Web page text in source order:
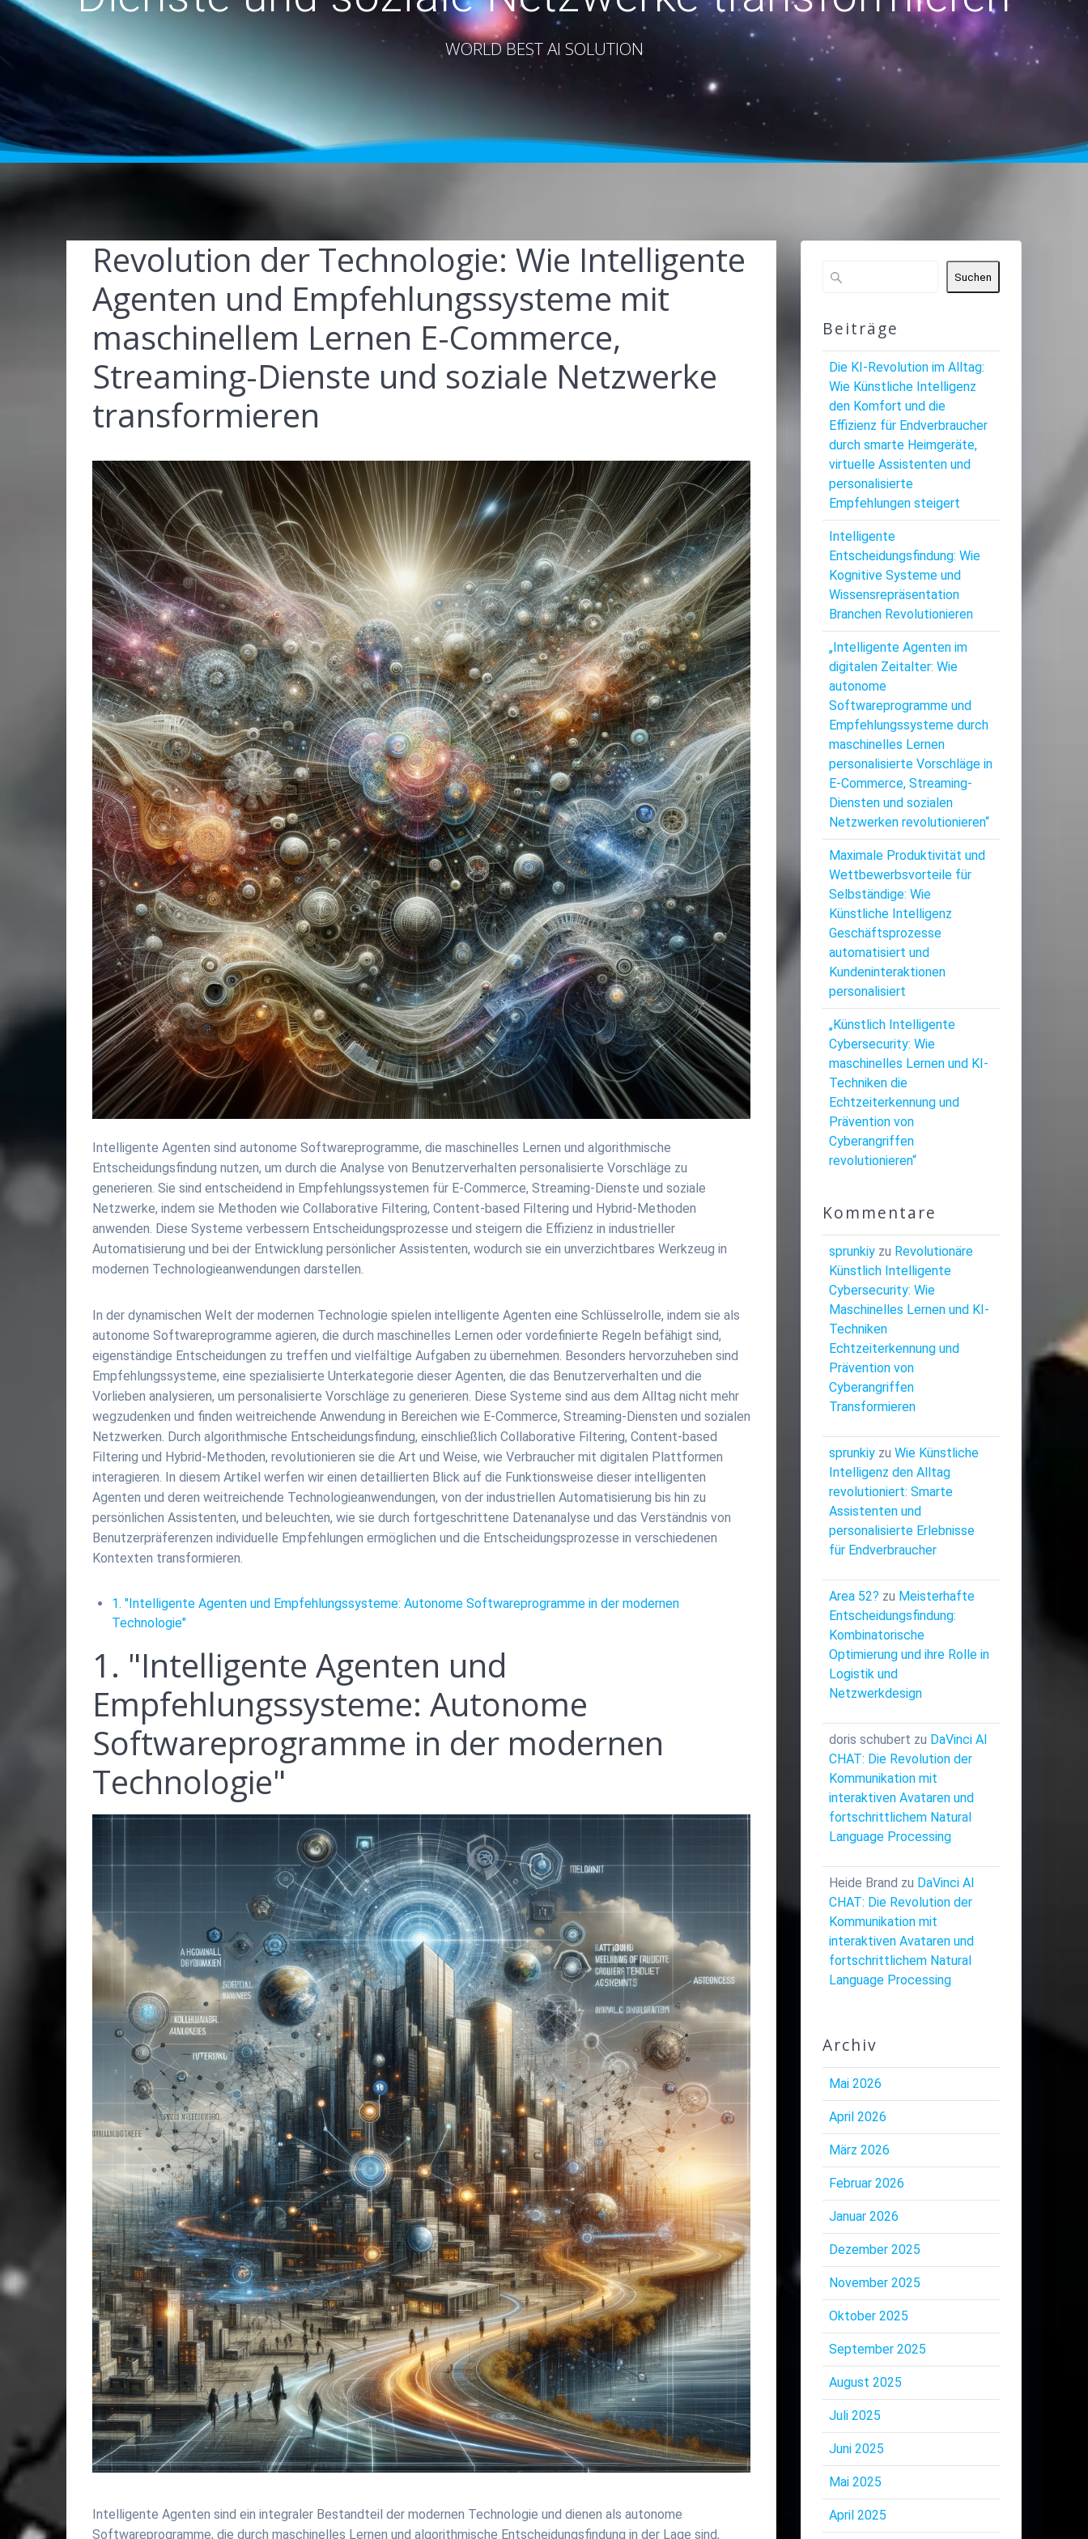
WORLD BEST AI SOLUTION
Revolution der Technologie: Wie Intelligente
Agenten und Empfehlungssysteme mit
maschinellem Lernen E-Commerce,
Streaming-Dienste und soziale Netzwerke
transformieren
Intelligente Agenten sind autonome Softwareprogramme, die maschinelles Lernen und algorithmische
Entscheidungsfindung nutzen, um durch die Analyse von Benutzerverhalten personalisierte Vorschläge zu
generieren. Sie sind entscheidend in Empfehlungssystemen für E-Commerce, Streaming-Dienste und soziale
Netzwerke, indem sie Methoden wie Collaborative Filtering, Content-based Filtering und Hybrid-Methoden
anwenden. Diese Systeme verbessern Entscheidungsprozesse und steigern die Effizienz in industrieller
Automatisierung und bei der Entwicklung persönlicher Assistenten, wodurch sie ein unverzichtbares Werkzeug in
modernen Technologieanwendungen darstellen.
In der dynamischen Welt der modernen Technologie spielen intelligente Agenten eine Schlüsselrolle, indem sie als
autonome Softwareprogramme agieren, die durch maschinelles Lernen oder vordefinierte Regeln befähigt sind,
eigenständige Entscheidungen zu treffen und vielfältige Aufgaben zu übernehmen. Besonders hervorzuheben sind
Empfehlungssysteme, eine spezialisierte Unterkategorie dieser Agenten, die das Benutzerverhalten und die
Vorlieben analysieren, um personalisierte Vorschläge zu generieren. Diese Systeme sind aus dem Alltag nicht mehr
wegzudenken und finden weitreichende Anwendung in Bereichen wie E-Commerce, Streaming-Diensten und sozialen
Netzwerken. Durch algorithmische Entscheidungsfindung, einschließlich Collaborative Filtering, Content-based
Filtering und Hybrid-Methoden, revolutionieren sie die Art und Weise, wie Verbraucher mit digitalen Plattformen
interagieren. In diesem Artikel werfen wir einen detaillierten Blick auf die Funktionsweise dieser intelligenten
Agenten und deren weitreichende Technologieanwendungen, von der industriellen Automatisierung bis hin zu
persönlichen Assistenten, und beleuchten, wie sie durch fortgeschrittene Datenanalyse und das Verständnis von
Benutzerpräferenzen individuelle Empfehlungen ermöglichen und die Entscheidungsprozesse in verschiedenen
Kontexten transformieren.
1. "Intelligente Agenten und Empfehlungssysteme: Autonome Softwareprogramme in der modernen
Technologie"
1. "Intelligente Agenten und
Empfehlungssysteme: Autonome
Softwareprogramme in der modernen
Technologie"
Intelligente Agenten sind ein integraler Bestandteil der modernen Technologie und dienen als autonome
Softwareprogramme, die durch maschinelles Lernen und algorithmische Entscheidungsfindung in der Lage sind,
Suchen
Beiträge
Die KI-Revolution im Alltag:
Wie Künstliche Intelligenz
den Komfort und die
Effizienz für Endverbraucher
durch smarte Heimgeräte,
virtuelle Assistenten und
personalisierte
Empfehlungen steigert
Intelligente
Entscheidungsfindung: Wie
Kognitive Systeme und
Wissensrepräsentation
Branchen Revolutionieren
„Intelligente Agenten im
digitalen Zeitalter: Wie
autonome
Softwareprogramme und
Empfehlungssysteme durch
maschinelles Lernen
personalisierte Vorschläge in
E-Commerce, Streaming-
Diensten und sozialen
Netzwerken revolutionieren“
Maximale Produktivität und
Wettbewerbsvorteile für
Selbständige: Wie
Künstliche Intelligenz
Geschäftsprozesse
automatisiert und
Kundeninteraktionen
personalisiert
„Künstlich Intelligente
Cybersecurity: Wie
maschinelles Lernen und KI-
Techniken die
Echtzeiterkennung und
Prävention von
Cyberangriffen
revolutionieren“
Kommentare
sprunkiyzu Revolutionäre
Künstlich Intelligente
Cybersecurity: Wie
Maschinelles Lernen und KI-
Techniken
Echtzeiterkennung und
Prävention von
Cyberangriffen
Transformieren
sprunkiyzu Wie Künstliche
Intelligenz den Alltag
revolutioniert: Smarte
Assistenten und
personalisierte Erlebnisse
für Endverbraucher
Area 52? zu Meisterhafte
Entscheidungsfindung:
Kombinatorische
Optimierung und ihre Rolle in
Logistik und
Netzwerkdesign
doris schubert zu DaVinci AI
CHAT: Die Revolution der
Kommunikation mit
interaktiven Avataren und
fortschrittlichem Natural
Language Processing
Heide Brand zu DaVinci AI
CHAT: Die Revolution der
Kommunikation mit
interaktiven Avataren und
fortschrittlichem Natural
Language Processing
Archiv
Mai 2026
April 2026
März 2026
Februar 2026
Januar 2026
Dezember 2025
November 2025
Oktober 2025
September 2025
August 2025
Juli 2025
Juni 2025
Mai 2025
April 2025